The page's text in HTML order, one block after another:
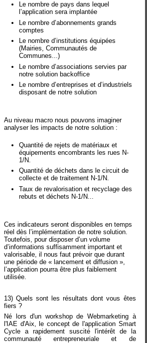
Le nombre de pays dans lequel
l’application sera implantée
Le nombre d’abonnements grands
comptes
Le nombre d’institutions équipées
(Mairies, Communautés de
Communes...)
Le nombre d’associations servies par
notre solution backoffice
Le nombre d’entreprises et d’industriels
disposant de notre solution
Au niveau macro nous pouvons imaginer
analyser les impacts de notre solution :
Quantité de rejets de matériaux et
équipements encombrants les rues N-
1/N.
Quantité de déchets dans le circuit de
collecte et de traitement N-1/N.
Taux de revalorisation et recyclage des
rebuts et déchets N-1/N...
Ces indicateurs seront disponibles en temps
réel dès l’implémentation de notre solution.
Toutefois, pour disposer d’un volume
d’informations suffisamment important et
valorisable, il nous faut prévoir que durant
une période de « lancement et diffusion »,
l’application pourra être plus faiblement
utilisée.
13) Quels sont les résultats dont vous êtes
fiers ?
Né lors d'un workshop de Webmarketing à
l'IAE d'Aix, le concept de l'application Smart
Cycle a rapidement suscité l'intérêt de la
communauté entrepreneuriale et de